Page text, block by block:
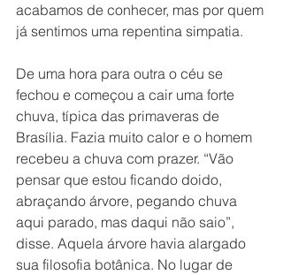
acabamos de conhecer, mas por quem
já sentimos uma repentina simpatia.
De uma hora para outra o céu se
fechou e começou a cair uma forte
chuva, típica das primaveras de
Brasília. Fazia muito calor e o homem
recebeu a chuva com prazer. “Vão
pensar que estou ficando doido,
abraçando árvore, pegando chuva
aqui parado, mas daqui não saio”,
disse. Aquela árvore havia alargado
sua filosofia botânica. No lugar de